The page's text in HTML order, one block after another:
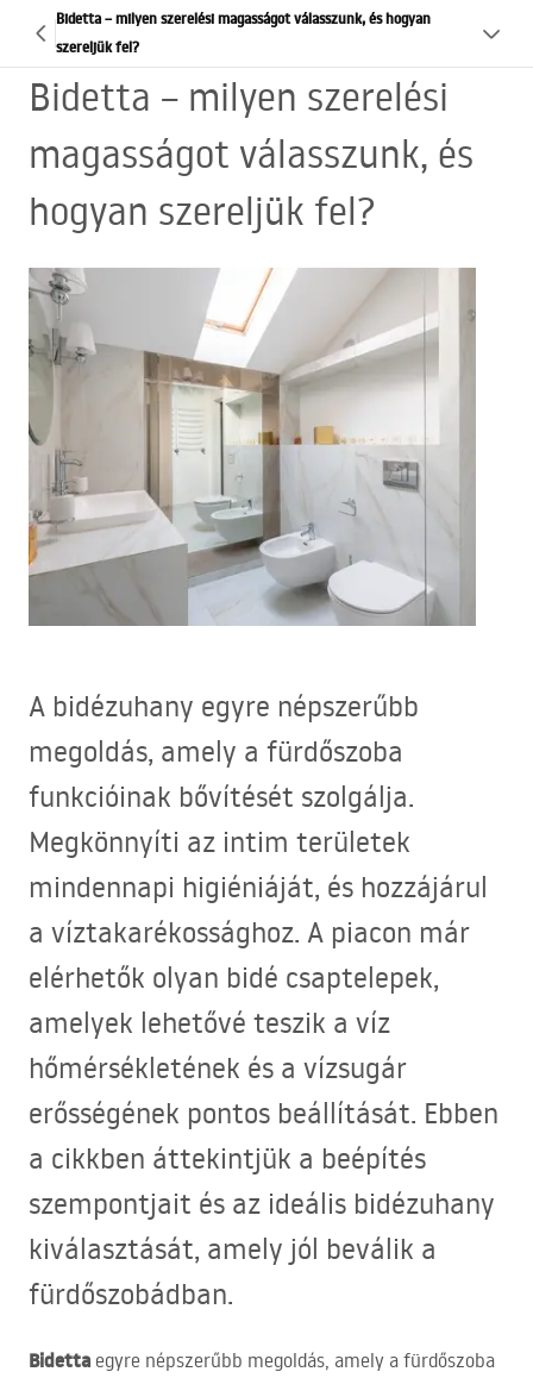
Bidetta – milyen szerelési magasságot válasszunk, és hogyan
szereljük fel?
Bidetta – milyen szerelési
magasságot válasszunk, és
hogyan szereljük fel?
A bidézuhany egyre népszerűbb
megoldás, amely a fürdőszoba
funkcióinak bővítését szolgálja.
Megkönnyíti az intim területek
mindennapi higiéniáját, és hozzájárul
a víztakarékossághoz. A piacon már
elérhetők olyan bidé csaptelepek,
amelyek lehetővé teszik a víz
hőmérsékletének és a vízsugár
erősségének pontos beállítását. Ebben
a cikkben áttekintjük a beépítés
szempontjait és az ideális bidézuhany
kiválasztását, amely jól beválik a
fürdőszobádban.
Bidetta egyre népszerűbb megoldás, amely a fürdőszoba